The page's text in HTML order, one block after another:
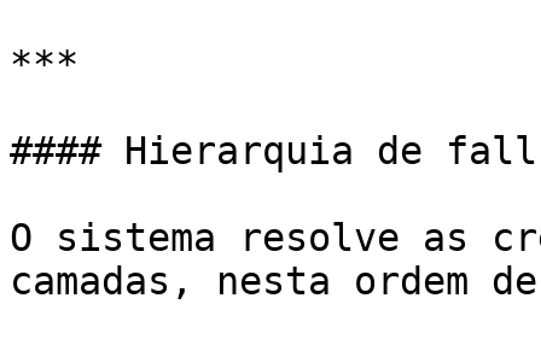
***
#### Hierarquia de
O sistema resolve as
camadas, nesta ordem